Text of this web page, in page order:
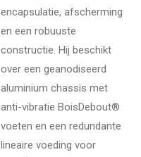
encapsulatie, afscherming
en een robuuste
constructie. Hij beschikt
over een geanodiseerd
aluminium chassis met
anti-vibratie BoisDebout®
voeten en een redundante
lineaire voeding voor